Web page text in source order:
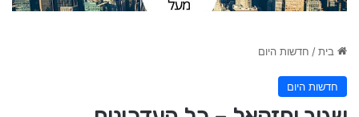
בית/ חדשות היום
חדשות היום